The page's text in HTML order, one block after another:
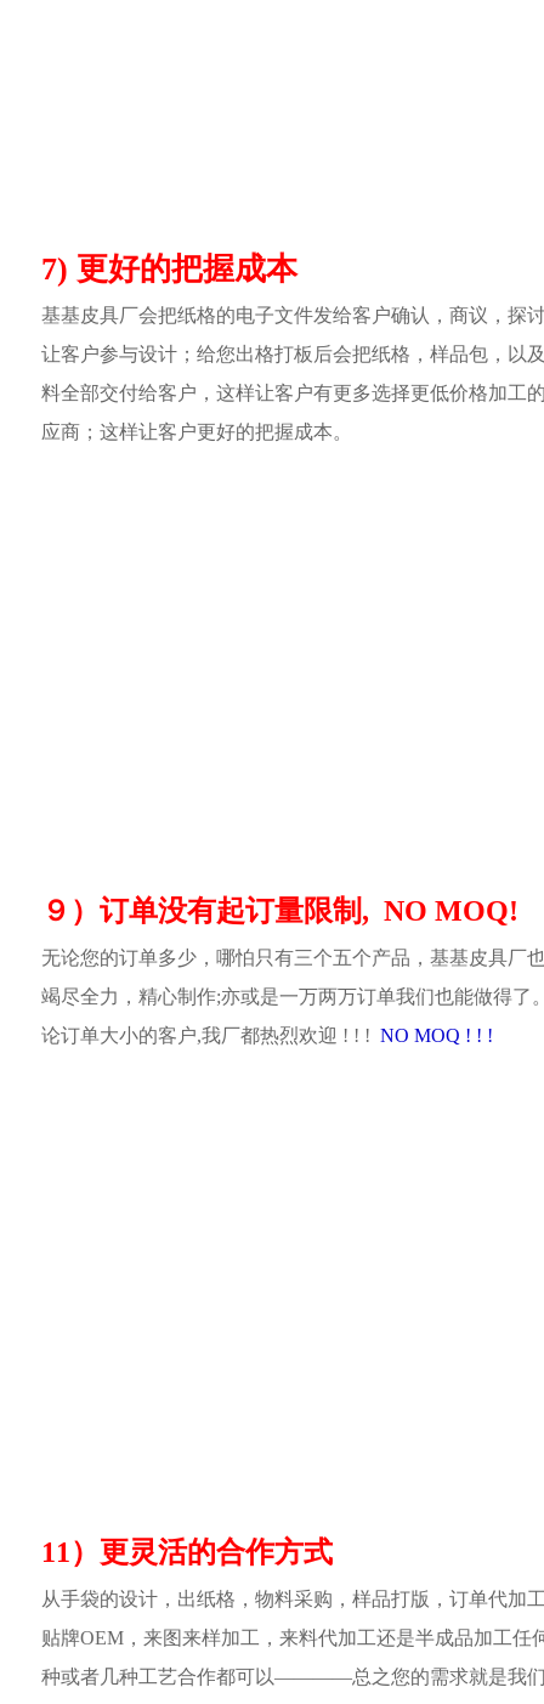
7) 更好的把握成本
基基皮具厂会把纸格的电子文件发给客户确认，商议，探
让客户参与设计；给您出格打板后会把纸格，样品包，以
料全部交付给客户，这样让客户有更多选择更低价格加工
应商；这样让客户更好的把握成本。
９）订单没有起订量限制, NO MOQ!
无论您的订单多少，哪怕只有三个五个产品，基基皮具厂
竭尽全力，精心制作;亦或是一万两万订单我们也能做得了
论订单大小的客户,我厂都热烈欢迎 ! ! ! NO MOQ ! ! !
11）更灵活的合作方式
从手袋的设计，出纸格，物料采购，样品打版，订单代加
贴牌OEM，来图来样加工，来料代加工还是半成品加工任
种或者几种工艺合作都可以————总之您的需求就是我